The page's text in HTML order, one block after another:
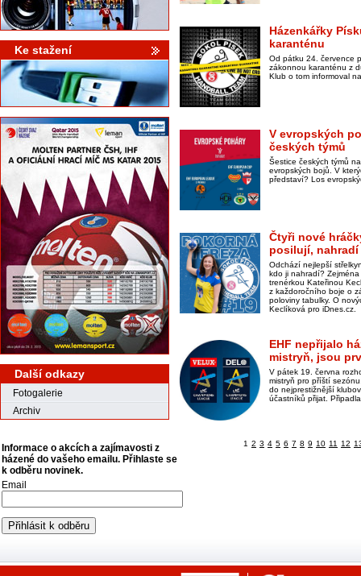
Ke stažení
Další odkazy
Fotogalerie
Archiv
Informace o akcích a zajímavosti z
házené do vašeho emailu. Přihlaste se
k odběru novinek.
Email
Házenkářky
karanténu
Od pátku 24. července
zákonnou karanténu z
Klub o tom informoval
V evropských
českých týmů
Šestice českých týmů
evropských bojů. V
představí? Los
Čtyři nové
posilují,
Odchází nejlepší
kdo ji nahradí?
trenérkou Kateřinou
z každoročního boje o
poloviny tabulky. O
Keclíková pro iDnes.cz.
EHF nepřijalo
mistryň, jsou
V pátek 19. června
mistryň pro příští
do nejprestižnější
účastníků přijat.
1 2 3 4 5 6 7 8 9 10 11 12